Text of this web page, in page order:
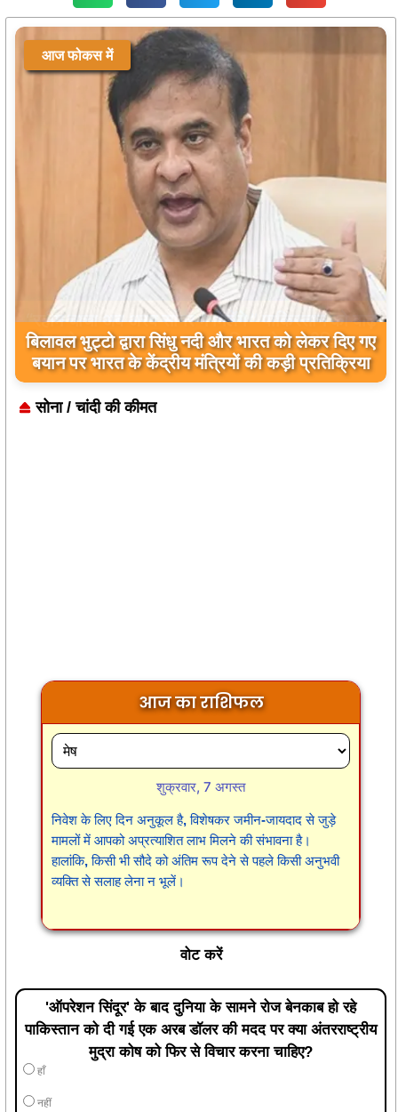
आज फोकस में
बिलावल भुट्टो द्वारा सिंधु नदी और भारत को लेकर दिए गए
बयान पर भारत के केंद्रीय मंत्रियों की कड़ी प्रतिक्रिया
सोना / चांदी की कीमत
आज का राशिफल
शुक्रवार, 7 अगस्त
निवेश के लिए दिन अनुकूल है, विशेषकर जमीन-जायदाद से जुड़े
मामलों में आपको अप्रत्याशित लाभ मिलने की संभावना है।
हालांकि, किसी भी सौदे को अंतिम रूप देने से पहले किसी अनुभवी
व्यक्ति से सलाह लेना न भूलें।
वोट करें
'ऑपरेशन सिंदूर' के बाद दुनिया के सामने रोज बेनकाब हो रहे
पाकिस्तान को दी गई एक अरब डॉलर की मदद पर क्या अंतरराष्ट्रीय
मुद्रा कोष को फिर से विचार करना चाहिए?
हाँ
नहीं